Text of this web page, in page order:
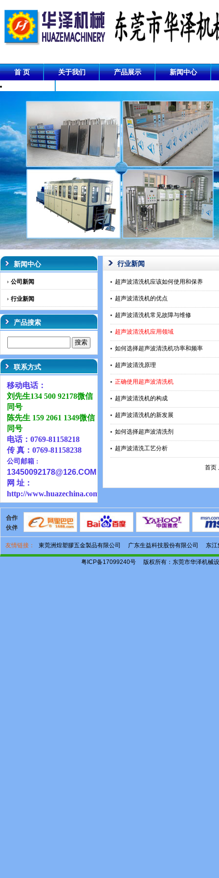
首 页 关于我们 产品展示 新闻中心
新闻中心
公司新闻
行业新闻
产品搜索
联系方式
移动电话：
刘先生134 500 92178微信
同号
陈先生 159 2061 1349微信
同号
电话：0769-81158218
传 真：0769-81158238
公司邮箱 ：
13450092178@126.COM
网 址：
http://www.huazechina.com.cn
行业新闻
超声波清洗机应该如何使用和保养
超声波清洗机的优点
超声波清洗机常见故障与维修
超声波清洗机应用领域
如何选择超声波清洗机功率和频率
超声波清洗原理
正确使用超声波清洗机
超声波清洗机的构成
超声波清洗机的新发展
如何选择超声波清洗剂
超声波清洗工艺分析
首页
合作
伙伴
友情链接： 東莞洲煌塑膠五金製品有限公司 广东生益科技股份有限公司 东江
粤ICP备17099240号 版权所有：东莞市华泽机械